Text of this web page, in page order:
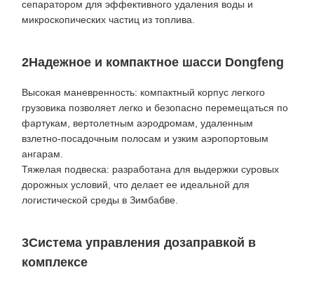
сепаратором для эффективного удаления воды и
микроскопических частиц из топлива.
2Надежное и компактное шасси Dongfeng
Высокая маневренность: компактный корпус легкого
грузовика позволяет легко и безопасно перемещаться по
фартукам, вертолетным аэродромам, удаленным
взлетно-посадочным полосам и узким аэропортовым
ангарам.
Тяжелая подвеска: разработана для выдержки суровых
дорожных условий, что делает ее идеальной для
логистической среды в Зимбабве.
3Система управления дозаправкой в
комплексе